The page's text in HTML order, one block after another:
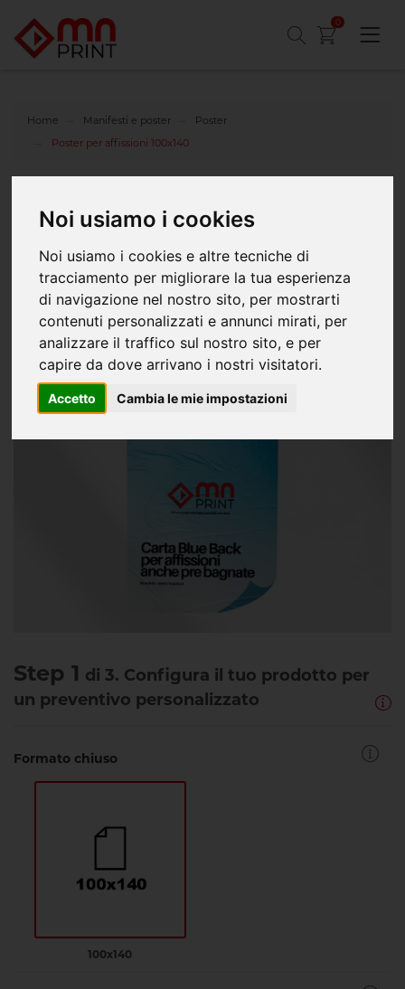
Noi usiamo i cookies
Noi usiamo i cookies e altre tecniche di
tracciamento per migliorare la tua esperienza
di navigazione nel nostro sito, per mostrarti
contenuti personalizzati e annunci mirati, per
analizzare il traffico sul nostro sito, e per
capire da dove arrivano i nostri visitatori.
Accetto Cambia le mie impostazioni
0
Home Manifesti e poster
Poster
Poster per affissioni 100x140
per affissioni
Poster da 100 x 140 cm
Carta da 115 gr. Blueback, ideale per affissioni, prebagnate.
Stampa in quadricromia con inchiostri a pigmento.
A fascia unica.
Step 1 di 3. Configura il tuo prodotto per
un preventivo personalizzato
Formato chiuso
100x140